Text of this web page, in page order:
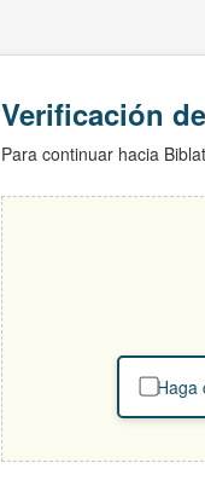
Verificación
Para continuar hacia
Haga